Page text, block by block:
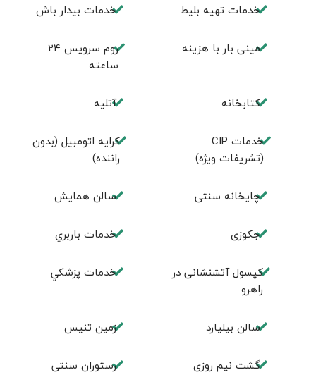
خدمات تهيه بليط خدمات بیدار باش
مینی بار با هزینه
روم سرويس 24
ساعته
كتابخانه آتلیه
خدمات CIP
(تشریفات ویژه)
کرایه اتومبیل (بدون
راننده)
چايخانه سنتی سالن همايش
جكوزی خدمات باربري
کپسول آتشنشانی در
راهرو
خدمات پزشكي
سالن بيليارد زمين تنيس
گشت نیم روزی رستوران سنتی